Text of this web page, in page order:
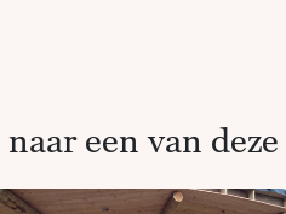
een van deze